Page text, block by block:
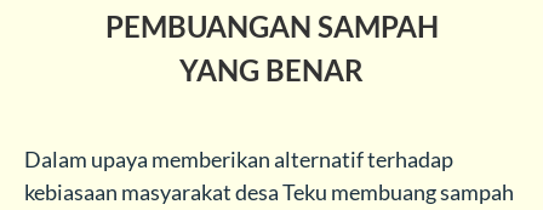
PEMBUANGAN SAMPAH
YANG BENAR
Dalam upaya memberikan alternatif terhadap
kebiasaan masyarakat desa Teku membuang sampah